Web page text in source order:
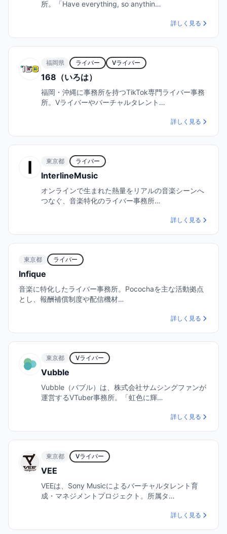
所。「Have everything, so anythin…
詳しく見る
福岡県 ライバー Vライバー
168（いろは）
福岡・沖縄に事務所を持つTikTok専門ライバー事務
所。Vライバーやバーチャルタレント…
詳しく見る
東京都 ライバー
InterlineMusic
オンラインで生まれた熱量をリアルの音楽シーンへ
つなぐ、音楽特化のライバー事務所…
詳しく見る
東京都 ライバー
Infique
音楽に特化したライバー事務所。Pocochaを主な活動拠点
とし、報酬補償制度や配信機材…
詳しく見る
東京都 Vライバー
Vubble
Vubble（バブル）は、株式会社サムシングファンが
運営するVTuber事務所。「虹色に輝…
詳しく見る
東京都 Vライバー
VEE
VEEは、Sony Musicによるバーチャルタレント育
成・マネジメントプロジェクト。所属タ…
詳しく見る